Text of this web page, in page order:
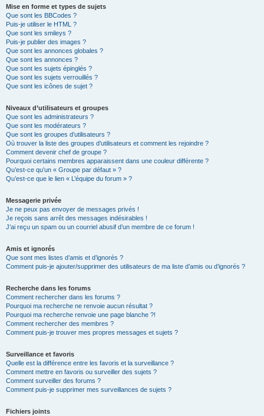
Mise en forme et types de sujets
Que sont les BBCodes ?
Puis-je utiliser le HTML ?
Que sont les smileys ?
Puis-je publier des images ?
Que sont les annonces globales ?
Que sont les annonces ?
Que sont les sujets épinglés ?
Que sont les sujets verrouillés ?
Que sont les icônes de sujet ?
Niveaux d’utilisateurs et groupes
Que sont les administrateurs ?
Que sont les modérateurs ?
Que sont les groupes d’utilisateurs ?
Où trouver la liste des groupes d’utilisateurs et comment les rejoindre ?
Comment devenir chef de groupe ?
Pourquoi certains membres apparaissent dans une couleur différente ?
Qu’est-ce qu’un « Groupe par défaut » ?
Qu’est-ce que le lien « L’équipe du forum » ?
Messagerie privée
Je ne peux pas envoyer de messages privés !
Je reçois sans arrêt des messages indésirables !
J’ai reçu un spam ou un courriel abusif d’un membre de ce forum !
Amis et ignorés
Que sont mes listes d’amis et d’ignorés ?
Comment puis-je ajouter/supprimer des utilisateurs de ma liste d’amis ou d’ignorés ?
Recherche dans les forums
Comment rechercher dans les forums ?
Pourquoi ma recherche ne renvoie aucun résultat ?
Pourquoi ma recherche renvoie une page blanche ?!
Comment rechercher des membres ?
Comment puis-je trouver mes propres messages et sujets ?
Surveillance et favoris
Quelle est la différence entre les favoris et la surveillance ?
Comment mettre en favoris ou surveiller des sujets ?
Comment surveiller des forums ?
Comment puis-je supprimer mes surveillances de sujets ?
Fichiers joints